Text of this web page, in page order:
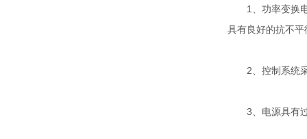
1、功率变换电
具有良好的抗不
2、控制系统采
3、电源具有过